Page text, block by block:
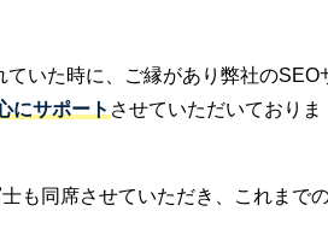
いた時に、ご縁があり弊社のSEO
にサポート させていただいておりま
も同席させていただき、これまで